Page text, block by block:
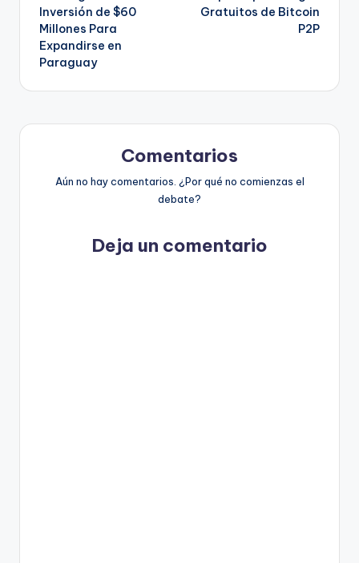
entradas
Inversión de $60
Millones Para
Expandirse en
Paraguay
Gratuitos de Bitcoin
P2P
Comentarios
Aún no hay comentarios. ¿Por qué no comienzas el
debate?
Deja un comentario